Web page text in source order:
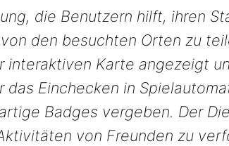
die Benutzern hilft, ihren
den besuchten Orten zu
interaktiven Karte angezeigt
Einchecken in
Badges vergeben. Der
von Freunden zu